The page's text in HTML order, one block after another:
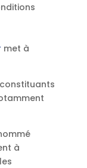
met à
à